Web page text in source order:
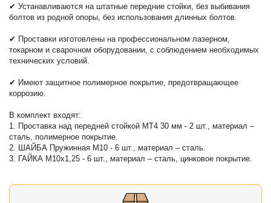
✔ Устанавливаются на штатные передние стойки, без выбивания
болтов из родной опоры, без использования длинных болтов.
✔ Проставки изготовлены на профессиональном лазерном,
токарном и сварочном оборудовании, с соблюдением необходимых
технических условий.
✔ Имеют защитное полимерное покрытие, предотвращающее
коррозию.
В комплект входят:
1. Проставка над передней стойкой MT4 30 мм - 2 шт., материал –
сталь, полимерное покрытие.
2. ШАЙБА Пружинная М10 - 6 шт., материал – сталь.
3. ГАЙКА М10х1,25 - 6 шт., материал – сталь, цинковое покрытие.